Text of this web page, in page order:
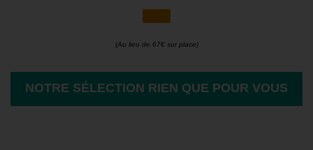
(Au lieu de 67€ sur place)
NOTRE SÉLECTION RIEN QUE POUR VOUS